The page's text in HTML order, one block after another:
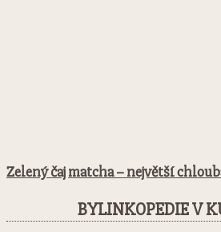
Zelený čaj matcha – největší
BYLINKOPEDIE V